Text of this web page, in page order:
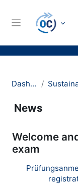
Side panel
Dashboard
News
Welcome
exam